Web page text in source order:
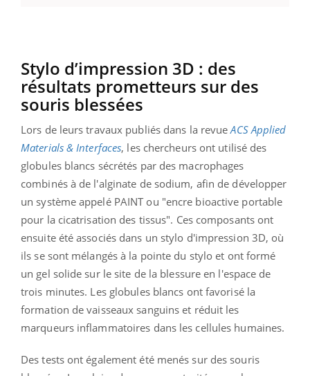
Stylo d’impression 3D : des
résultats prometteurs sur des
souris blessées
Lors de leurs travaux publiés dans la revue ACS Applied
Materials & Interfaces, les chercheurs ont utilisé des
globules blancs sécrétés par des macrophages
combinés à de l'alginate de sodium, afin de développer
un système appelé PAINT ou "encre bioactive portable
pour la cicatrisation des tissus". Ces composants ont
ensuite été associés dans un stylo d'impression 3D, où
ils se sont mélangés à la pointe du stylo et ont formé
un gel solide sur le site de la blessure en l'espace de
trois minutes. Les globules blancs ont favorisé la
formation de vaisseaux sanguins et réduit les
marqueurs inflammatoires dans les cellules humaines.
Des tests ont également été menés sur des souris